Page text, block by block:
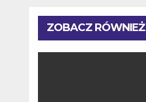
ZOBACZ RÓWNIEŻ